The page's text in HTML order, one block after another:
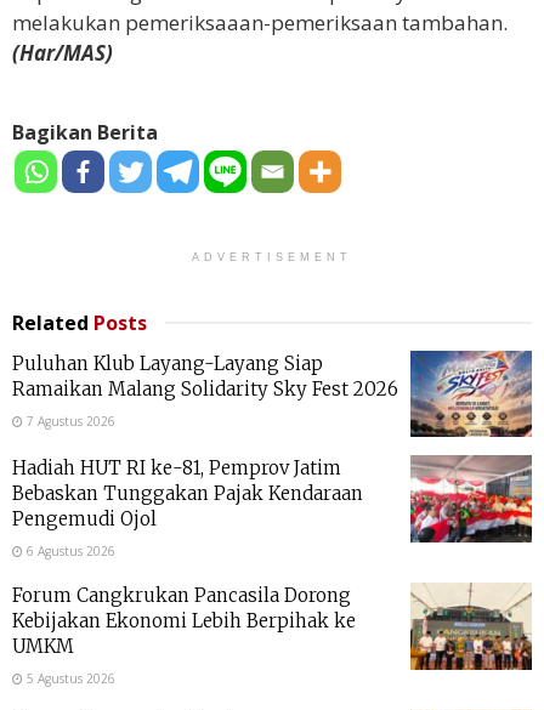
melakukan pemeriksaaan-pemeriksaan tambahan.
(Har/MAS)
Bagikan Berita
ADVERTISEMENT
Related Posts
Puluhan Klub Layang-Layang Siap
Ramaikan Malang Solidarity Sky Fest 2026
7 Agustus 2026
Hadiah HUT RI ke-81, Pemprov Jatim
Bebaskan Tunggakan Pajak Kendaraan
Pengemudi Ojol
6 Agustus 2026
Forum Cangkrukan Pancasila Dorong
Kebijakan Ekonomi Lebih Berpihak ke
UMKM
5 Agustus 2026